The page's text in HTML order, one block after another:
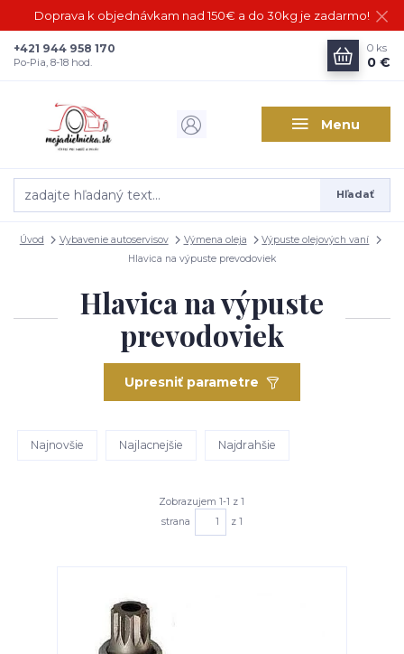
Doprava k objednávkam nad 150€ a do 30kg je zadarmo!
Menu
Hľadať
+421 944 958 170
Po-Pia, 8-18 hod.
0 ks
0 €
Úvod Vybavenie autoservisov Výmena oleja
Výpuste olejových vaní
Hlavica na výpuste prevodoviek
Hlavica na výpuste
prevodoviek
Upresniť parametre
Najnovšie Najlacnejšie Najdrahšie
Zobrazujem 1-1 z 1
strana
z 1